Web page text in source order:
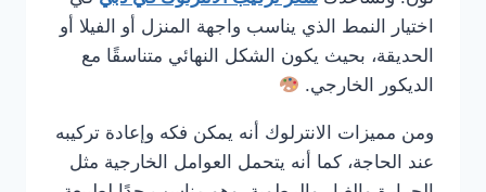
اختيار النمط الذي يناسب واجهة المنزل أو الفيلا أو
الحديقة، بحيث يكون الشكل النهائي متناسقًا مع
الديكور الخارجي.
ومن مميزات الانترلوك أنه يمكن فكه وإعادة تركيبه
عند الحاجة، كما أنه يتحمل العوامل الخارجية مثل